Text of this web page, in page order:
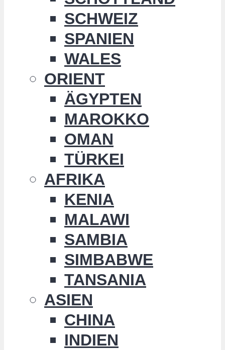
SCHWEIZ
SPANIEN
WALES
ORIENT
ÄGYPTEN
MAROKKO
OMAN
TÜRKEI
AFRIKA
KENIA
MALAWI
SAMBIA
SIMBABWE
TANSANIA
ASIEN
CHINA
INDIEN